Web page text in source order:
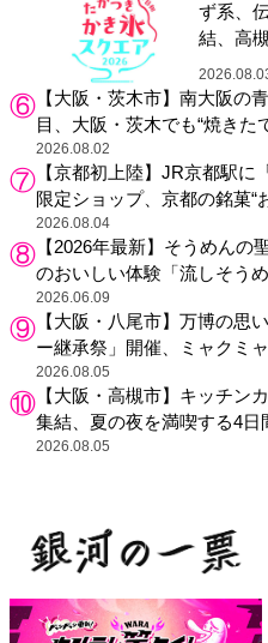
ず系、
結、高
り
【大阪・茨木市】南大阪の
目、大阪・茨木でも“焼きた
2026.08.02
【京都初上陸】JR京都駅
限定ショップ、京都の銘菓“
2026.08.04
【2026年最新】そうめんの
のおいしい体験「流しそう
2026.06.09
【大阪・八尾市】万博の思
ー継承祭」開催、ミャクミ
示も
2026.08.05
【大阪・高槻市】キッチン
集結、夏の夜を満喫する4日
2026.08.05